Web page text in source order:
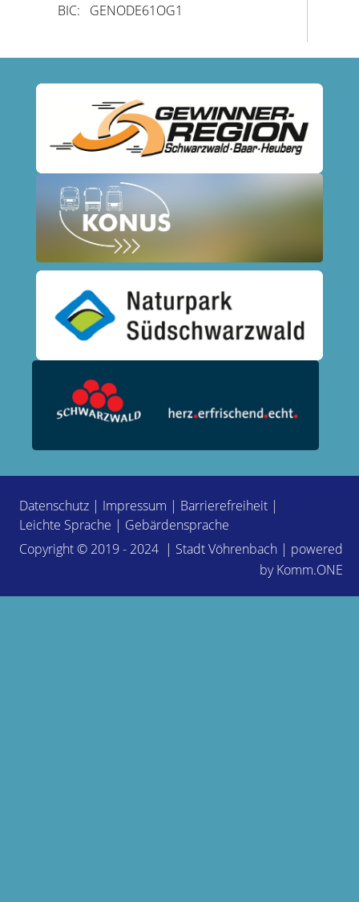
BIC: GENODE61OG1
Datenschutz | Impressum | Barrierefreiheit |
Leichte Sprache | Gebärdensprache
Copyright © 2019 - 2024 | Stadt Vöhrenbach | powered
byKomm.ONE